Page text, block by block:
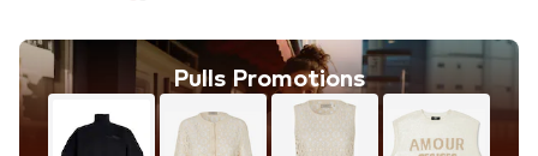
Pulls Promotions